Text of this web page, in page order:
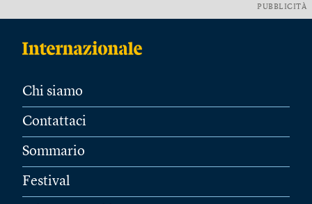
PUBBLICITÀ
Chi siamo
Contattaci
Sommario
Festival